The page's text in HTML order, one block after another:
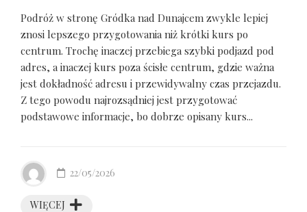
Podróż w stronę Gródka nad Dunajcem zwykle lepiej
znosi lepszego przygotowania niż krótki kurs po
centrum. Trochę inaczej przebiega szybki podjazd pod
adres, a inaczej kurs poza ścisłe centrum, gdzie ważna
jest dokładność adresu i przewidywalny czas przejazdu.
Z tego powodu najrozsądniej jest przygotować
podstawowe informacje, bo dobrze opisany kurs...
WIĘCEJ
22/05/2026